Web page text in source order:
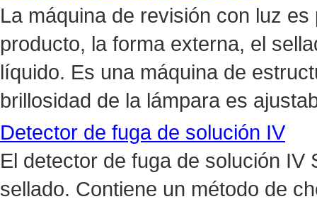
La máquina de revisión con luz
producto, la forma externa, el
líquido. Es una máquina de
brillosidad de la lámpara es
Detector de fuga de solución IV
El detector de fuga de solución
sellado. Contiene un método de